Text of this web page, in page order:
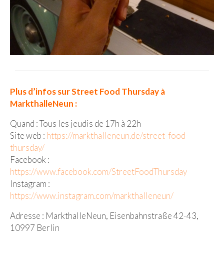
Plus d’infos sur Street Food Thursday à
MarkthalleNeun :
Quand : Tous les jeudis de 17h à 22h
Site web : https://markthalleneun.de/street-food-
thursday/
Facebook :
https://www.facebook.com/StreetFoodThursday
Instagram :
https://www.instagram.com/markthalleneun/
Adresse : MarkthalleNeun, Eisenbahnstraße 42-43,
10997 Berlin